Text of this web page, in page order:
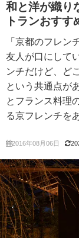
和と洋が織り
トランおすす
「京都のフレン
友人が口にして
ンチだけど、ど
という共通点が
とフランス料理
る京フレンチを
2016年08月06日